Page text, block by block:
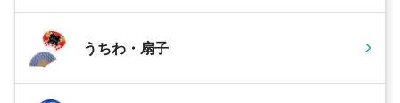
うちわ・扇子